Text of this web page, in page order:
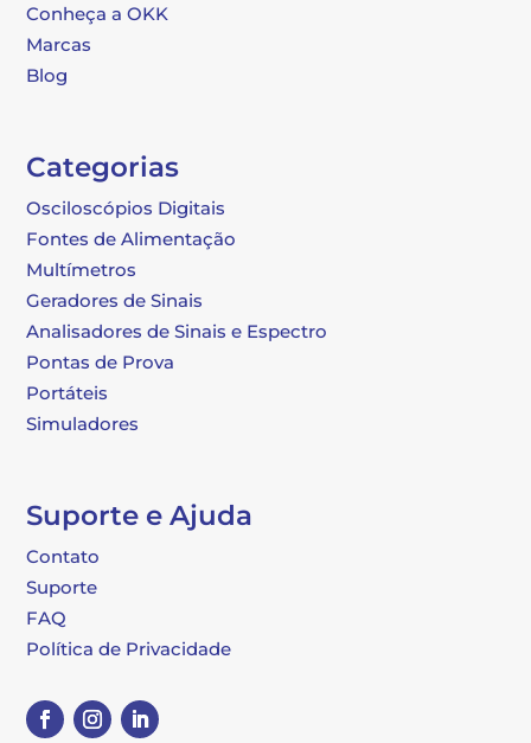
Conheça a OKK
Marcas
Blog
Categorias
Osciloscópios Digitais
Fontes de Alimentação
Multímetros
Geradores de Sinais
Analisadores de Sinais e Espectro
Pontas de Prova
Portáteis
Simuladores
Suporte e Ajuda
Contato
Suporte
FAQ
Política de Privacidade